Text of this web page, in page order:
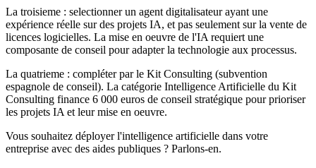
La troisieme : selectionner un agent digitalisateur ayant une
expérience réelle sur des projets IA, et pas seulement sur la vente de
licences logicielles. La mise en oeuvre de l'IA requiert une
composante de conseil pour adapter la technologie aux processus.
La quatrieme : compléter par le Kit Consulting (subvention
espagnole de conseil). La catégorie Intelligence Artificielle du Kit
Consulting finance 6 000 euros de conseil stratégique pour prioriser
les projets IA et leur mise en oeuvre.
Vous souhaitez déployer l'intelligence artificielle dans votre
entreprise avec des aides publiques ? Parlons-en.